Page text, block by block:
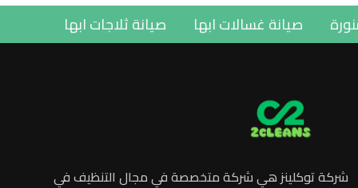
المنورة صيانة غسالات ابها صيانة ثلاجات ابها
شركة توكلينز هي شركة متخصصة في مجال التنظيف في